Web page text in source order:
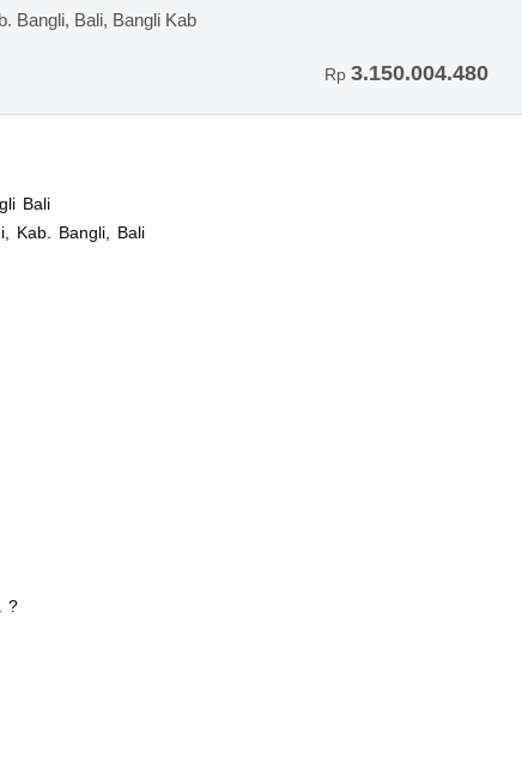
Bangli, Bali, Bangli Kab
Rp 3.150.004.480
Bali
Kab. Bangli, Bali
?